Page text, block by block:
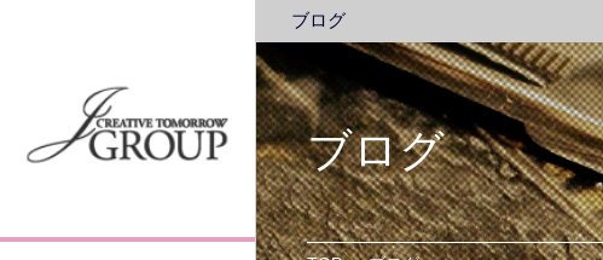
ブログ
ブログ